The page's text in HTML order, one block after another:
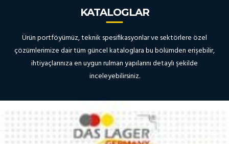
KATALOGLAR
Ürün portföyümüz, teknik spesifikasyonlar ve sektörlere özel
çözümlerimize dair tüm güncel kataloglara bu bölümden erişebilir,
ihtiyaçlarınıza en uygun rulman yapılarını detaylı şekilde
inceleyebilirsiniz.